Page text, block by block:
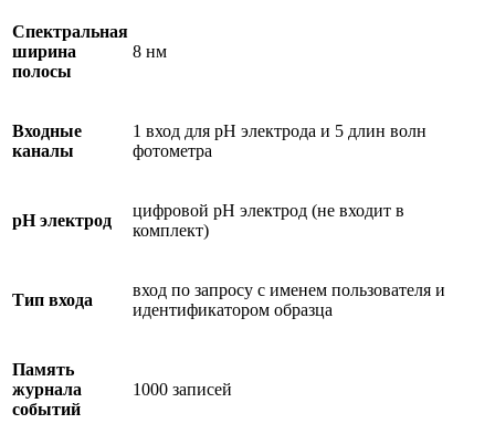
Спектральная
ширина
полосы
8 нм
Входные
каналы
1 вход для pH электрода и 5 длин волн
фотометра
pH электрод
цифровой рН электрод (не входит в
комплект)
Тип входа
вход по запросу с именем пользователя и
идентификатором образца
Память
журнала
событий
1000 записей